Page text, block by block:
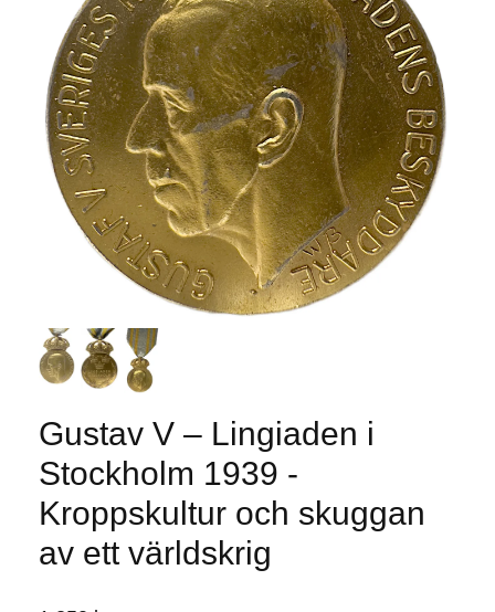
Gustav V – Lingiaden i
Stockholm 1939 -
Kroppskultur och skuggan
av ett världskrig